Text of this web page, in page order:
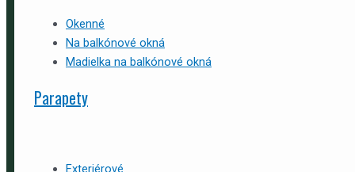
Okenné
Na balkónové okná
Madielka na balkónové okná
Parapety
Exteriérové